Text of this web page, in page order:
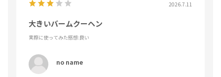
2026.7.11
大きいバームクーヘン
実際に使ってみた感想:良い
no name